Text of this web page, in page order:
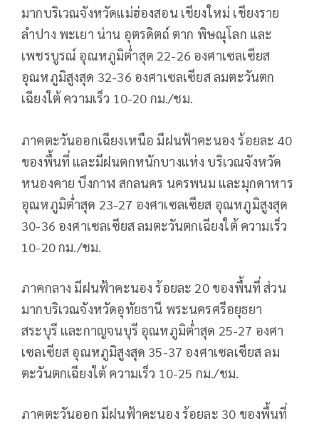
มากบริเวณจังหวัดแม่ฮ่องสอน เชียงใหม่ เชียงราย
ลำปาง พะเยา น่าน อุตรดิตถ์ ตาก พิษณุโลก และ
เพชรบูรณ์ อุณหภูมิต่ำสุด 22-26 องศาเซลเซียส
อุณหภูมิสูงสุด 32-36 องศาเซลเซียส ลมตะวันตก
เฉียงใต้ ความเร็ว 10-20 กม./ชม.
ภาคตะวันออกเฉียงเหนือ มีฝนฟ้าคะนอง ร้อยละ 40
ของพื้นที่ และมีฝนตกหนักบางแห่ง บริเวณจังหวัด
หนองคาย บึงกาฬ สกลนคร นครพนม และมุกดาหาร
อุณหภูมิต่ำสุด 23-27 องศาเซลเซียส อุณหภูมิสูงสุด
30-36 องศาเซลเซียส ลมตะวันตกเฉียงใต้ ความเร็ว
10-20 กม./ชม.
ภาคกลาง มีฝนฟ้าคะนอง ร้อยละ 20 ของพื้นที่ ส่วน
มากบริเวณจังหวัดอุทัยธานี พระนครศรีอยุธยา
สระบุรี และกาญจนบุรี อุณหภูมิต่ำสุด 25-27 องศา
เซลเซียส อุณหภูมิสูงสุด 35-37 องศาเซลเซียส ลม
ตะวันตกเฉียงใต้ ความเร็ว 10-25 กม./ชม.
ภาคตะวันออก มีฝนฟ้าคะนอง ร้อยละ 30 ของพื้นที่